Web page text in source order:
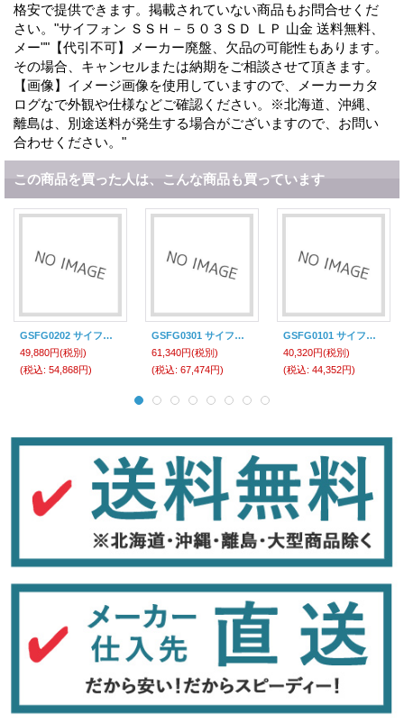
格安で提供できます。掲載されていない商品もお問合せくだ
さい。"サイフォン ＳＳＨ－５０３ＳＤ ＬＰ 山金 送料無料、
メー""【代引不可】メーカー廃盤、欠品の可能性もあります。
その場合、キャンセルまたは納期をご相談させて頂きます。
【画像】イメージ画像を使用していますので、メーカーカタ
ログなで外観や仕様などご確認ください。※北海道、沖縄、
離島は、別途送料が発生する場合がございますので、お問い
合わせください。"
この商品を買った人は、こんな商品も買っています
GSFG0202 サイフォン ＳＳＨ－５０３ＳＤ 13Ａ 山金 11-0365-0802 山岡金属工業
49,880円(税別)
(税込: 54,868円)
GSFG0301 サイフォン ＳＳＨ－５０４ＳＤ ＬＰ 山金 11-0365-0901 山岡金属工業
61,340円(税別)
(税込: 67,474円)
GSFG0101 サイフォン ＳＳＨ－５０２ＳＤ ＬＰ 山金 11-0365-0701 山岡金属工業
40,320円(税別)
(税込: 44,352円)